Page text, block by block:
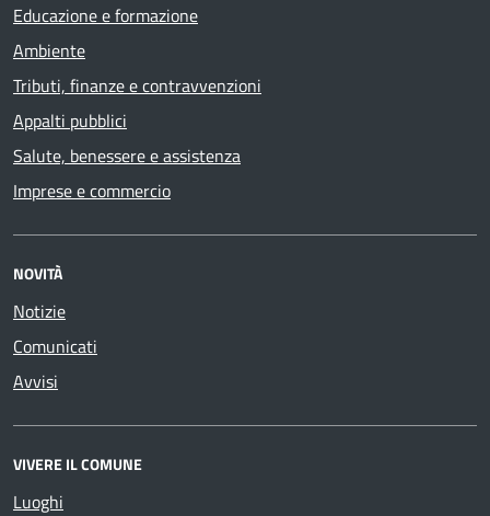
Educazione e formazione
Ambiente
Tributi, finanze e contravvenzioni
Appalti pubblici
Salute, benessere e assistenza
Imprese e commercio
NOVITÀ
Notizie
Comunicati
Avvisi
VIVERE IL COMUNE
Luoghi